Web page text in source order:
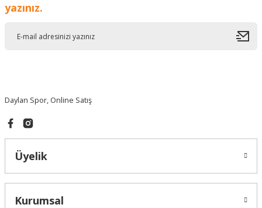
yazınız.
Daylan Spor, Online Satış
Üyelik
Kurumsal